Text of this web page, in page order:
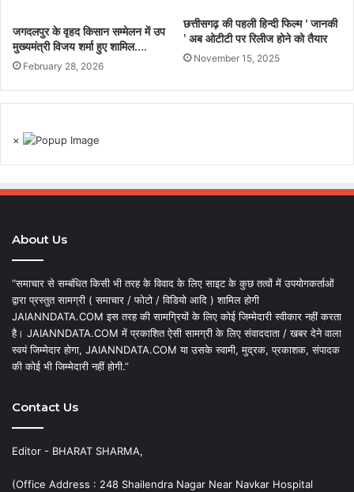
जगदलपुर के वृहद किसान सम्मेलन में उप
मुख्यमंत्री विजय शर्मा हुए शामिल….
February 28, 2026
छत्तीसगढ़ की पहली हिन्दी फिल्म ‘ जानकी
’ अब ओटीटी पर रिलीज होने को तैयार
November 15, 2025
×
About Us
“समाचार से सम्बंधित किसी भी तरह के विवाद के लिए साइट के कुछ तत्वों में उपयोगकर्ताओं
द्वारा प्रस्तुत सामग्री ( समाचार / फोटो / विडियो आदि ) शामिल होगी
JAIANNDATA.COM इस तरह की सामग्रियों के लिए कोई जिम्मेदारी स्वीकार नहीं करता
है। JAIANNDATA.COM में प्रकाशित ऐसी सामग्री के लिए संवाददाता / खबर देने वाला
स्वयं जिम्मेदार होगा, JAIANNDATA.COM या उसके स्वामी, मुद्रक, प्रकाशक, संपादक
की कोई भी जिम्मेदारी नहीं होगी.”
Contact Us
Editor - BHARAT SHARMA,
(Office Address : 248 Shailendra Nagar Near Navkar Hospital